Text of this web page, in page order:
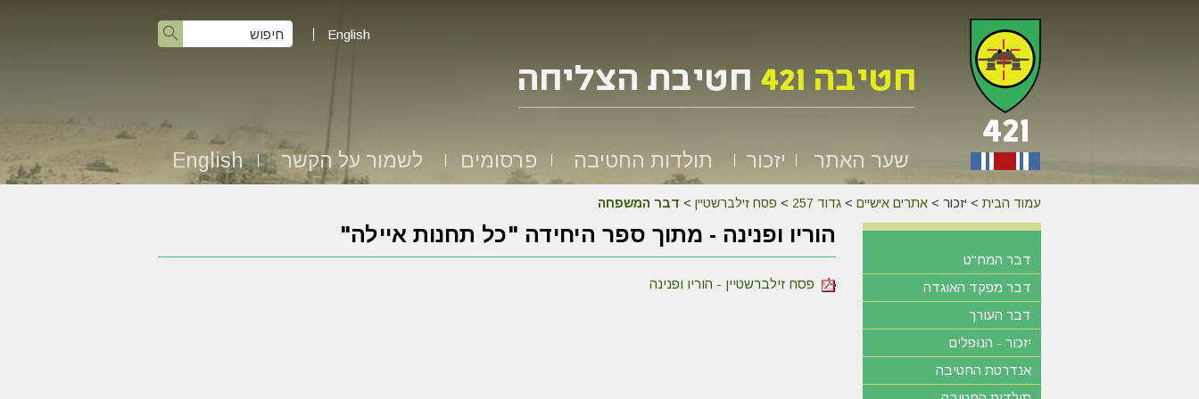
English
שער האתר יזכור תולדות החטיבה פרסומים לשמור על הקשר English
עמוד הבית > יזכור >אתרים אישיים >גדוד 257 > פסח זילברשטיין > דבר המשפחה
הוריו ופנינה - מתוך ספר היחידה "כל תחנות איילה"
פסח זילברשטיין - הוריו ופנינה
דבר המח"ט
דבר מפקד האוגדה
דבר העורך
יזכור - הנופלים
אנדרטת החטיבה